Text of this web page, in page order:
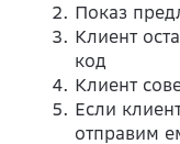
Показ
Клиент
код
Клиент
Если
отправим